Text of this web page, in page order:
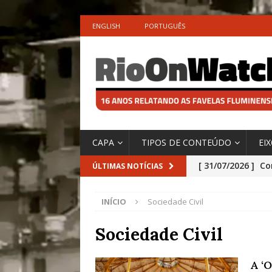
ENGLISH PORTUGUÊS
CAPA TIPOS DE CONTEÚDO
ÚLTIMAS NOTÍCIAS [ 31/07/2026 ]
[ 29/07/2026 ]
São o Cadinho
Especial do
INÍCIO Sociedade Civil
Sociedade Civil
A